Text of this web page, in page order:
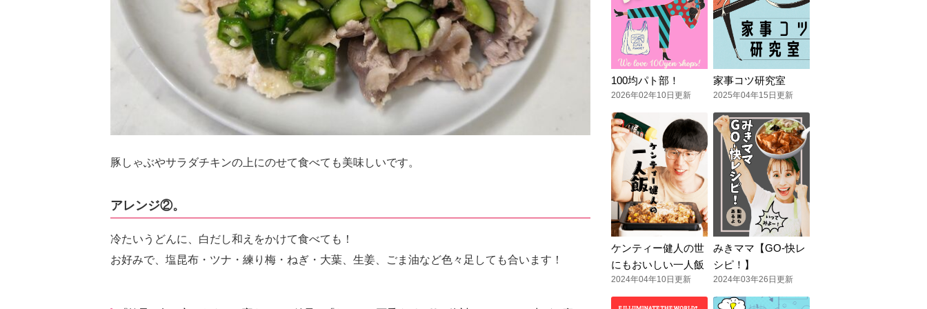
豚しゃぶやサラダチキンの上にのせて食べても美味しいです。
アレンジ②。
冷たいうどんに、白だし和えをかけて食べても！
お好みで、塩昆布・ツナ・練り梅・ねぎ・大葉、生姜、ごま油など色々足しても合います！
100均パト部！
2026年02年10日更新
家事コツ研究室
2025年04年15日更新
ケンティー健人の世
にもおいしい一人飯
2024年04年10日更新
みきママ【GO-快レ
シピ！】
2024年03年26日更新